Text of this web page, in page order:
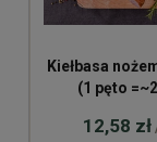
Kiełbasa
(1 pęto
12,58 zł